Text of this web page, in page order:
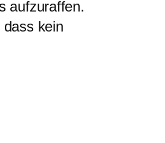
aufzuraffen.
kein